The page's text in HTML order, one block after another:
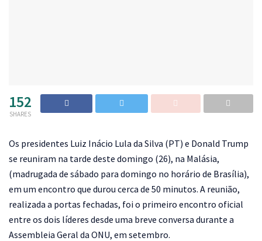
152
SHARES
Os presidentes Luiz Inácio Lula da Silva (PT) e Donald Trump
se reuniram na tarde deste domingo (26), na Malásia,
(madrugada de sábado para domingo no horário de Brasília),
em um encontro que durou cerca de 50 minutos. A reunião,
realizada a portas fechadas, foi o primeiro encontro oficial
entre os dois líderes desde uma breve conversa durante a
Assembleia Geral da ONU, em setembro.